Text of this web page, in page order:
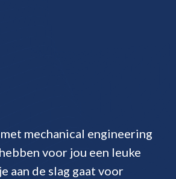
mechanical engineering
voor jou een leuke
aan de slag gaat voor